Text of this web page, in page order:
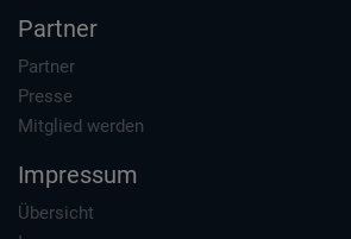
Partner
Partner
Presse
Mitglied werden
Impressum
Übersicht